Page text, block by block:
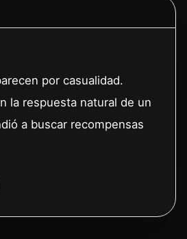
por casualidad.
la respuesta natural de un
a buscar recompensas